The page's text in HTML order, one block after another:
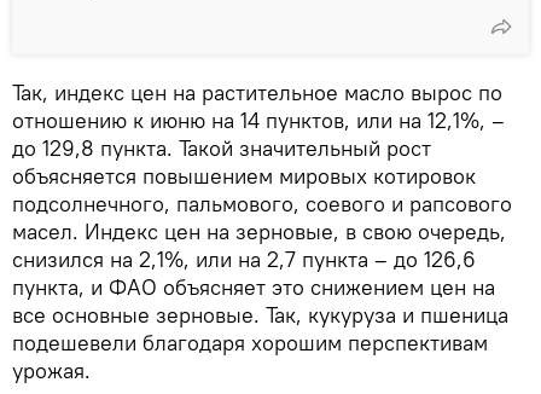
Так, индекс цен на растительное масло вырос по
отношению к июню на 14 пунктов, или на 12,1%, –
до 129,8 пункта. Такой значительный рост
объясняется повышением мировых котировок
подсолнечного, пальмового, соевого и рапсового
масел. Индекс цен на зерновые, в свою очередь,
снизился на 2,1%, или на 2,7 пункта – до 126,6
пункта, и ФАО объясняет это снижением цен на
все основные зерновые. Так, кукуруза и пшеница
подешевели благодаря хорошим перспективам
урожая.